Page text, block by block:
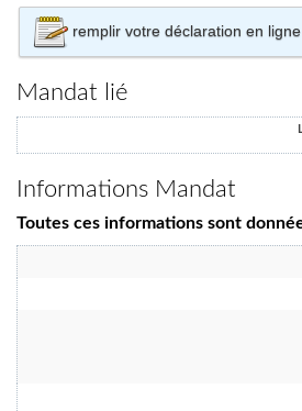
remplir votre déclaration en ligne
Mandat lié
Informations Mandat
Toutes ces informations sont